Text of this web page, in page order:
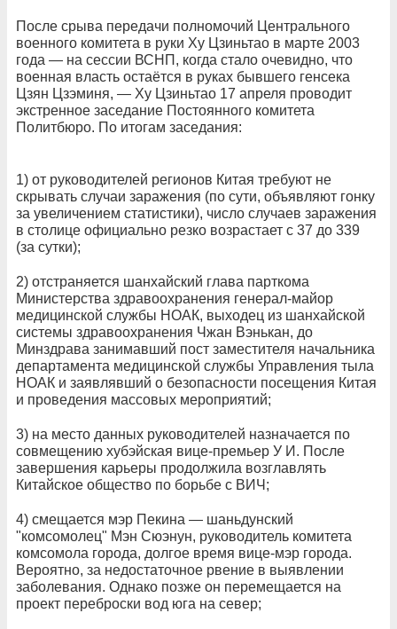
После срыва передачи полномочий Центрального
военного комитета в руки Ху Цзиньтао в марте 2003
года — на сессии ВСНП, когда стало очевидно, что
военная власть остаётся в руках бывшего генсека
Цзян Цзэминя, — Ху Цзиньтао 17 апреля проводит
экстренное заседание Постоянного комитета
Политбюро. По итогам заседания:
1) от руководителей регионов Китая требуют не
скрывать случаи заражения (по сути, объявляют гонку
за увеличением статистики), число случаев заражения
в столице официально резко возрастает с 37 до 339
(за сутки);
2) отстраняется шанхайский глава парткома
Министерства здравоохранения генерал-майор
медицинской службы НОАК, выходец из шанхайской
системы здравоохранения Чжан Вэнькан, до
Минздрава занимавший пост заместителя начальника
департамента медицинской службы Управления тыла
НОАК и заявлявший о безопасности посещения Китая
и проведения массовых мероприятий;
3) на место данных руководителей назначается по
совмещению хубэйская вице-премьер У И. После
завершения карьеры продолжила возглавлять
Китайское общество по борьбе с ВИЧ;
4) смещается мэр Пекина — шаньдунский
"комсомолец" Мэн Сюэнун, руководитель комитета
комсомола города, долгое время вице-мэр города.
Вероятно, за недостаточное рвение в выявлении
заболевания. Однако позже он перемещается на
проект переброски вод юга на север;